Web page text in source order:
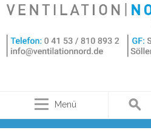
Menü